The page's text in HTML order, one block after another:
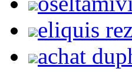
eliquis
achat